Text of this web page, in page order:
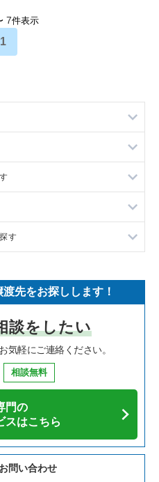
7件表示
1
一覧
案件一覧
案件一覧
物件の案件一覧
覧
案件一覧
物件の案件一覧
件の案件一覧
件の案件一覧
の案件一覧
件の案件一覧
の案件一覧
の案件一覧
の案件一覧
の案件一覧
の案件一覧
の案件一覧
の案件一覧
却物件の案件一覧
却物件の案件一覧
却物件の案件一覧
物件の案件一覧
却物件の案件一覧
売却物件の案件一覧
物件の案件一覧
売却物件の案件一覧
の案件一覧
売却物件の案件一覧
の案件一覧
居抜き売却物件の案件一覧
却物件の案件一覧
す
み焼の居抜き売却物件の案件
抜き売却物件の案件一覧
売却物件の案件一覧
居抜き売却物件の案件一覧
却物件の案件一覧
先をお探しします！
談をしたい
気軽にご連絡ください。
相談無料
門の
スはこちら
問い合わせ